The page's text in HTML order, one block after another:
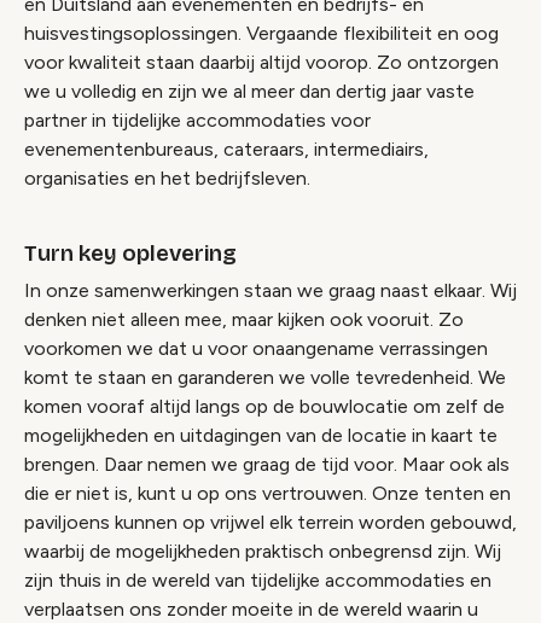
huisvestingsoplossingen. Vergaande flexibiliteit en oog
voor kwaliteit staan daarbij altijd voorop. Zo ontzorgen
we u volledig en zijn we al meer dan dertig jaar vaste
partner in tijdelijke accommodaties voor
evenementenbureaus, cateraars, intermediairs,
organisaties en het bedrijfsleven.
Turn key oplevering
In onze samenwerkingen staan we graag naast elkaar. Wij
denken niet alleen mee, maar kijken ook vooruit. Zo
voorkomen we dat u voor onaangename verrassingen
komt te staan en garanderen we volle tevredenheid. We
komen vooraf altijd langs op de bouwlocatie om zelf de
mogelijkheden en uitdagingen van de locatie in kaart te
brengen. Daar nemen we graag de tijd voor. Maar ook als
die er niet is, kunt u op ons vertrouwen. Onze tenten en
paviljoens kunnen op vrijwel elk terrein worden gebouwd,
waarbij de mogelijkheden praktisch onbegrensd zijn. Wij
zijn thuis in de wereld van tijdelijke accommodaties en
verplaatsen ons zonder moeite in de wereld waarin u